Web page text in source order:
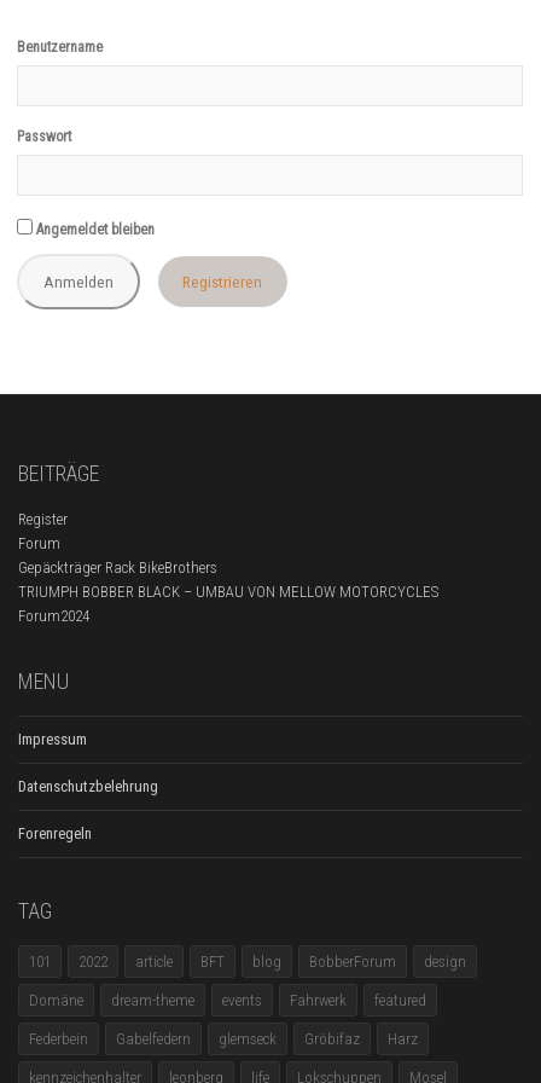
Benutzername
Passwort
Angemeldet bleiben
Registrieren
BEITRÄGE
Register
Forum
Gepäckträger Rack BikeBrothers
TRIUMPH BOBBER BLACK – UMBAU VON MELLOW MOTORCYCLES
Forum2024
MENU
Impressum
Datenschutzbelehrung
Forenregeln
TAG
101 2022 article BFT blog BobberForum design
Domäne dream-theme events Fahrwerk featured
Federbein Gabelfedern glemseck Gröbifaz Harz
kennzeichenhalter leonberg life Lokschuppen Mosel